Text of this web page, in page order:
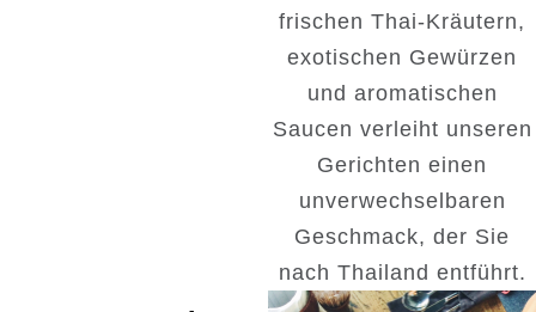
frischen Thai-Kräutern,
exotischen Gewürzen
und aromatischen
Saucen verleiht unseren
Gerichten einen
unverwechselbaren
Geschmack, der Sie
nach Thailand entführt.